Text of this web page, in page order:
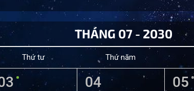
THÁNG 07 - 2030
Thứ tư Thứ năm
04 05